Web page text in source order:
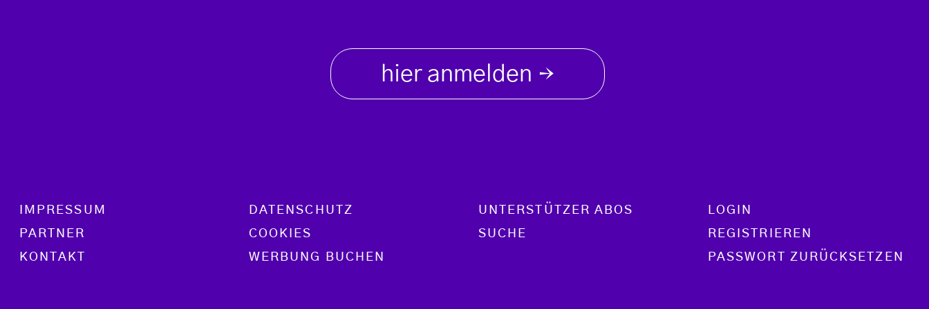
hier anmelden →
Footer menu
IMPRESSUM
PARTNER
KONTAKT
DATENSCHUTZ
COOKIES
WERBUNG BUCHEN
UNTERSTÜTZER ABOS
SUCHE
LOGIN
REGISTRIEREN
PASSWORT ZURÜCKSETZEN